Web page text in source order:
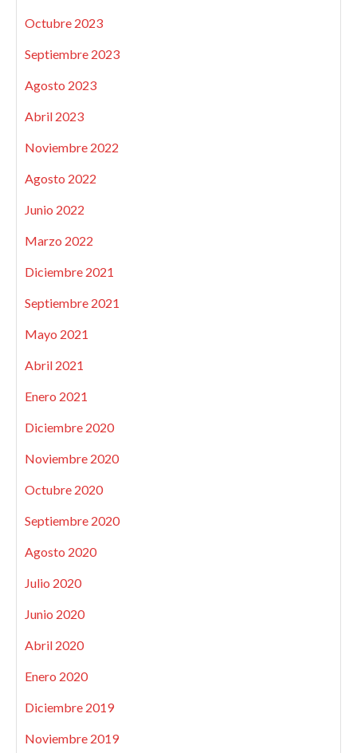
Octubre 2023
Septiembre 2023
Agosto 2023
Abril 2023
Noviembre 2022
Agosto 2022
Junio 2022
Marzo 2022
Diciembre 2021
Septiembre 2021
Mayo 2021
Abril 2021
Enero 2021
Diciembre 2020
Noviembre 2020
Octubre 2020
Septiembre 2020
Agosto 2020
Julio 2020
Junio 2020
Abril 2020
Enero 2020
Diciembre 2019
Noviembre 2019